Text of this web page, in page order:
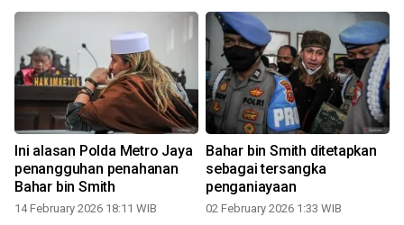
Ini alasan Polda Metro Jaya
penangguhan penahanan
Bahar bin Smith
14 February 2026 18:11 WIB
Bahar bin Smith ditetapkan
sebagai tersangka
penganiayaan
02 February 2026 1:33 WIB